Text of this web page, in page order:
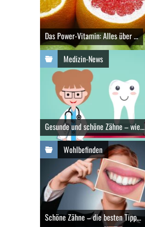
Das Power-Vitamin: Alles über ...
Medizin-News
Gesunde und schöne Zähne – wie...
Wohlbefinden
Schöne Zähne – die besten Tipp...